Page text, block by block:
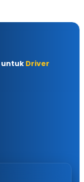
untuk Driver